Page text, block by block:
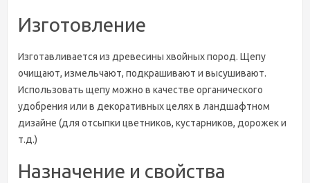
Изготовление
Изготавливается из древесины хвойных пород. Щепу
очищают, измельчают, подкрашивают и высушивают.
Использовать щепу можно в качестве органического
удобрения или в декоративных целях в ландшафтном
дизайне (для отсыпки цветников, кустарников, дорожек и
т.д.)
Назначение и свойства